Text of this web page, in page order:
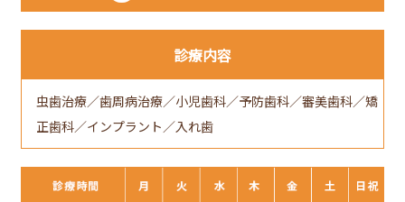
診療内容
虫歯治療／歯周病治療／小児歯科／予防歯科／審美歯科／矯
正歯科／インプラント／入れ歯